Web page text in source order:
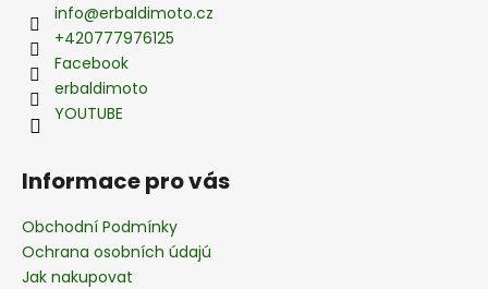
info@erbaldimoto.cz
+420777976125
Facebook
erbaldimoto
YOUTUBE
Informace pro vás
Obchodní Podmínky
Ochrana osobních údajú
Jak nakupovat